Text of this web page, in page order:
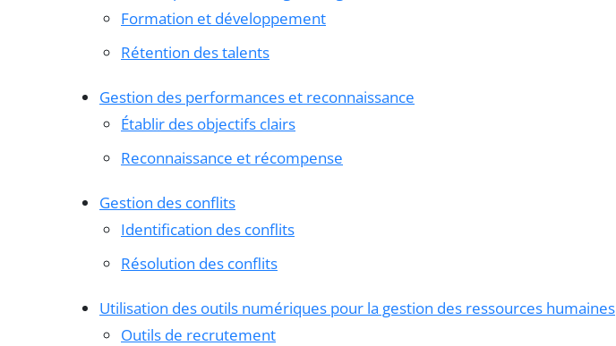
Formation et développement
Rétention des talents
Gestion des performances et reconnaissance
Établir des objectifs clairs
Reconnaissance et récompense
Gestion des conflits
Identification des conflits
Résolution des conflits
Utilisation des outils numériques pour la gestion des ressources humaines
Outils de recrutement